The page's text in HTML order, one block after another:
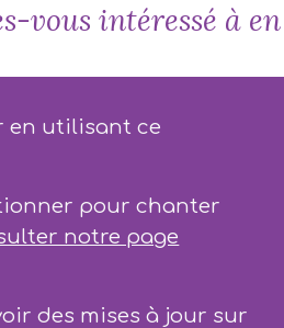
vous intéressé à
en utilisant ce
pour chanter
notre page
des mises à jour sur